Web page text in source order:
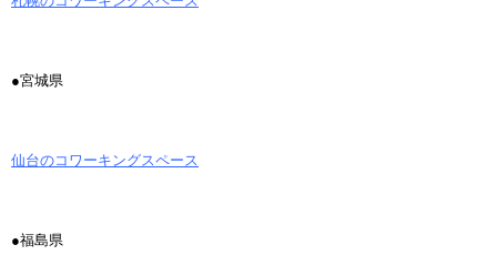
●宮城県
仙台のコワーキングスペース
●福島県